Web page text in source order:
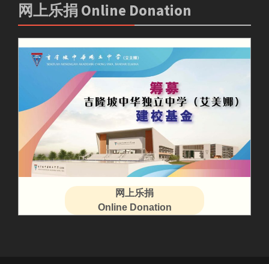
网上乐捐 Online Donation
网上乐捐
Online Donation